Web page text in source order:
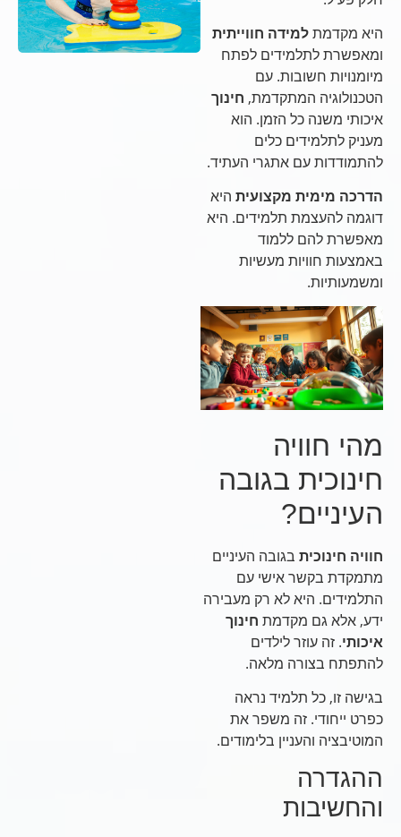
היא מקדמתלמידה חווייתית
ומאפשרת לתלמידים לפתח
מיומנויות חשובות. עם
הטכנולוגיה המתקדמת,חינוך
איכותי משנה כל הזמן. הוא
מעניק לתלמידים כלים
להתמודדות עם אתגרי העתיד.
הדרכה מימית מקצועיתהיא
דוגמה להעצמת תלמידים. היא
מאפשרת להם ללמוד
באמצעות חוויות מעשיות
ומשמעותיות.
מהי חוויה
חינוכית בגובה
העיניים?
חוויה חינוכיתבגובה העיניים
מתמקדת בקשר אישי עם
התלמידים. היא לא רק מעבירה
ידע, אלא גם מקדמתחינוך
איכותי. זה עוזר לילדים
להתפתח בצורה מלאה.
בגישה זו, כל תלמיד נראה
כפרט ייחודי. זה משפר את
המוטיבציה והעניין בלימודים.
ההגדרה
והחשיבות